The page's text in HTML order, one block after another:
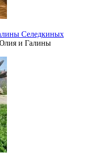
Селедкиных
и Галины